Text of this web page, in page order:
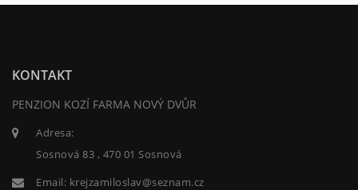
KONTAKT
PENZION KOZÍ FARMA NOVÝ DVŮR
Adresa:
Sosnová 83 , 470 01 Sosnová
Email: krejzamiloslav@seznam.cz